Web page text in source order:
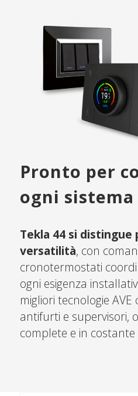
Pronto per
ogni sistema
Tekla 44 si distingue
versatilità, con
cronotermostati
ogni esigenza
migliori tecnologie
antifurti e supervisori,
complete e in costante